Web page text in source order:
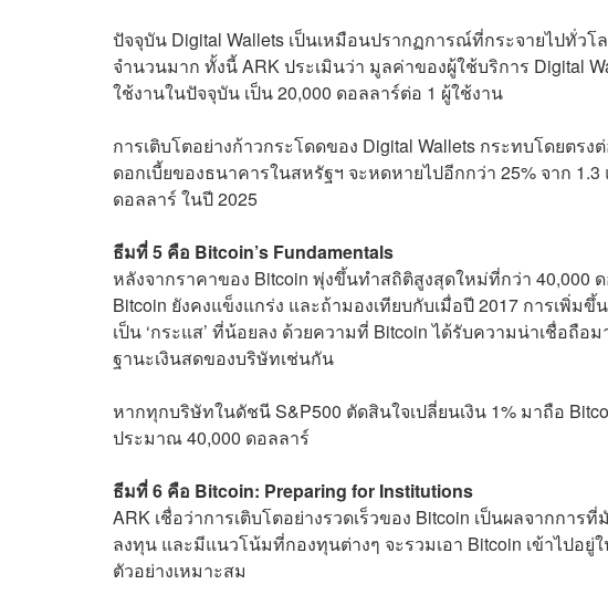
ปัจจุบัน Digital Wallets เป็นเหมือนปรากฏการณ์ที่กระจายไปทั่วโ
จำนวนมาก ทั้งนี้ ARK ประเมินว่า มูลค่าของผู้ใช้บริการ Digital
ใช้งานในปัจจุบัน เป็น 20,000 ดอลลาร์ต่อ 1 ผู้ใช้งาน
การเติบโตอย่างก้าวกระโดดของ Digital Wallets กระทบโดยตร
ดอกเบี้ยของธนาคารในสหรัฐฯ จะหดหายไปอีกกว่า 25% จาก
ดอลลาร์ ในปี 2025
ธีมที่ 5 คือ Bitcoin’s Fundamentals
หลังจากราคาของ Bitcoin พุ่งขึ้นทำสถิติสูงสุดใหม่ที่กว่า 40,000
Bitcoin ยังคงแข็งแกร่ง และถ้ามองเทียบกับเมื่อปี 2017 การเพิ่
เป็น ‘กระแส’ ที่น้อยลง ด้วยความที่ Bitcoin ได้รับความน่าเชื่อถื
ฐานะเงินสดของบริษัทเช่นกัน
หากทุกบริษัทในดัชนี S&P500 ตัดสินใจเปลี่ยนเงิน 1% มาถือ
ประมาณ 40,000 ดอลลาร์
ธีมที่ 6 คือ Bitcoin: Preparing for Institutions
ARK เชื่อว่าการเติบโตอย่างรวดเร็วของ Bitcoin เป็นผลจากกา
ลงทุน และมีแนวโน้มที่กองทุนต่างๆ จะรวมเอา Bitcoin เข้าไปอ
ตัวอย่างเหมาะสม